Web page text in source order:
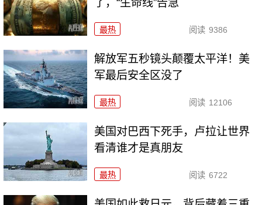
了，“生命线”告急
最热 阅读 9386
解放军五秒镜头颠覆太平洋！美
军最后安全区没了
最热 阅读 12106
美国对巴西下死手，卢拉让世界
看清谁才是真朋友
最热 阅读 6722